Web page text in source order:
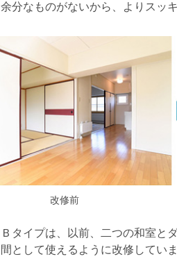
余分なものがないから、よりスッ
改修前
Ｂタイプは、以前、二つの和室と
間として使えるように改修していま